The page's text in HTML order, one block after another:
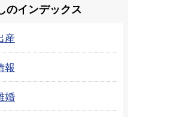
のインデックス
産
報
婚